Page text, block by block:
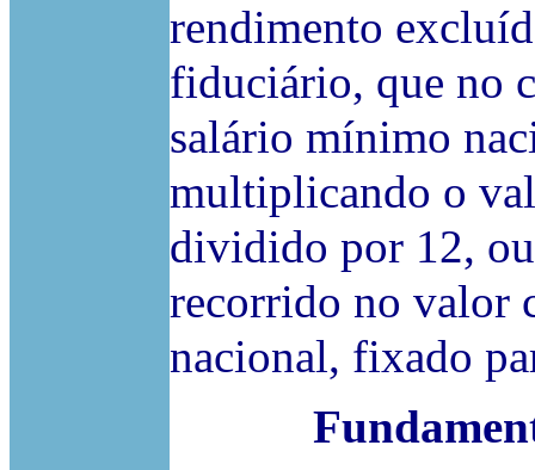
rendimento
fiduciário, que no
salário mínimo
multiplicando o
dividido por 12,
recorrido no valor
nacional, fixado